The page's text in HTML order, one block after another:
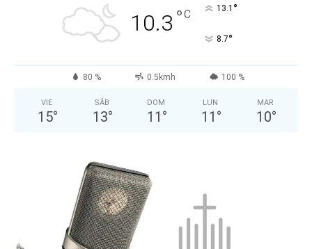
10.3 °C 13.1 °
8.7°
80 % 0.5kmh 100 %
VIE
15°
SÁB
13°
DOM
11 °
LUN
11 °
MAR
10°